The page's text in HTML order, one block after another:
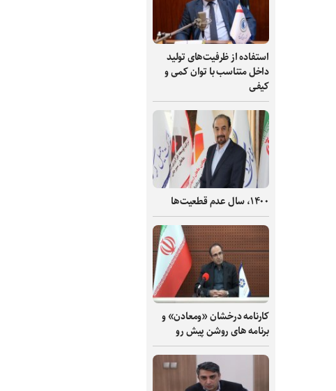
استفاده از ظرفیت‌های تولید
داخل متناسب با توان کمی و
کیفی
۱۴۰۰، سال عدم قطعیت‌ها
کارنامه درخشان «ومعادن» و
برنامه های روشن پیش رو